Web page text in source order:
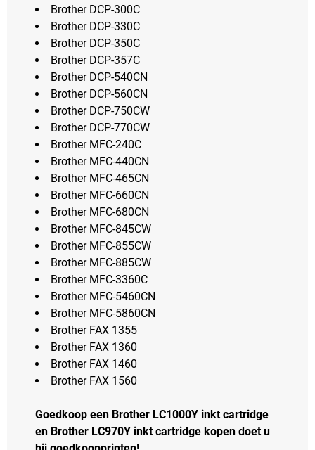
Brother DCP-300C
Brother DCP-330C
Brother DCP-350C
Brother DCP-357C
Brother DCP-540CN
Brother DCP-560CN
Brother DCP-750CW
Brother DCP-770CW
Brother MFC-240C
Brother MFC-440CN
Brother MFC-465CN
Brother MFC-660CN
Brother MFC-680CN
Brother MFC-845CW
Brother MFC-855CW
Brother MFC-885CW
Brother MFC-3360C
Brother MFC-5460CN
Brother MFC-5860CN
Brother FAX 1355
Brother FAX 1360
Brother FAX 1460
Brother FAX 1560
Goedkoop een Brother LC1000Y inkt cartridge
en Brother LC970Y inkt cartridge kopen doet u